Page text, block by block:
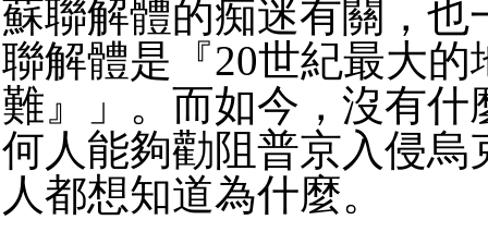
蘇聯解體的痴迷有關，也
聯解體是『20世紀最大的
難』」。而如今，沒有什
何人能夠勸阻普京入侵烏
人都想知道為什麼。